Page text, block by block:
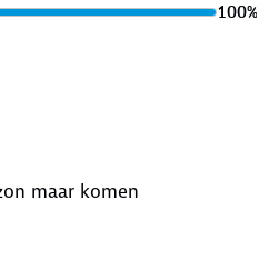
100%
maar komen